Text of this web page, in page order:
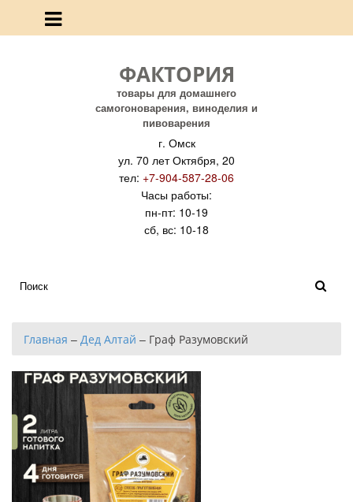
ФАКТОРИЯ
товары для домашнего
самогоноварения, виноделия и
пивоварения
г. Омск
ул. 70 лет Октября, 20
тел: +7-904-587-28-06
Часы работы:
пн-пт: 10-19
сб, вс: 10-18
Главная – Дед Алтай – Граф Разумовский